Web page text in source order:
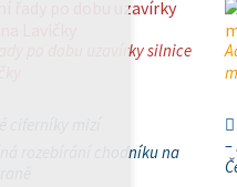
po dobu uzavírky silnice
rozebírání chodníku na
–